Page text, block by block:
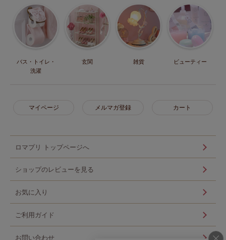
バス・トイレ・
洗濯
玄関 雑貨 ビューティー
マイページ メルマガ登録 カート
ロマプリ トップページへ
ショップのレビューを見る
お気に入り
ご利用ガイド
お問い合わせ